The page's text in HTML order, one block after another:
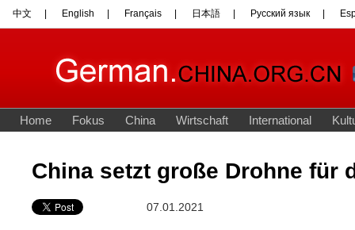
China setzt große Drohne für
07.01.2021